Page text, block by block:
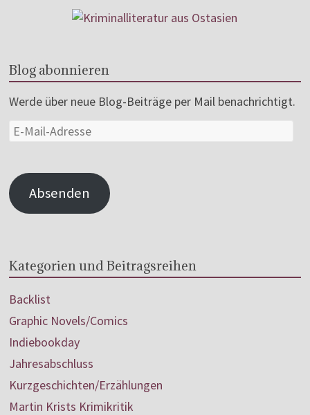
Blog abonnieren
Werde über neue Blog-Beiträge per Mail benachrichtigt.
Absenden
Kategorien und Beitragsreihen
Backlist
Graphic Novels/Comics
Indiebookday
Jahresabschluss
Kurzgeschichten/Erzählungen
Martin Krists Krimikritik